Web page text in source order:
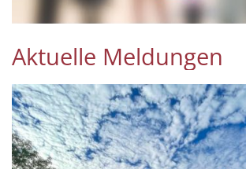
Aktuelle Meldungen